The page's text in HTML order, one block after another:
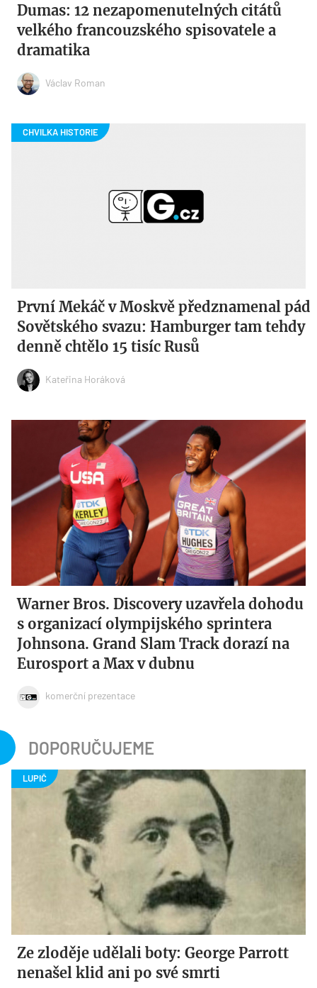
Dumas: 12 nezapomenutelných citátů
velkého francouzského spisovatele a
dramatika
Václav Roman
První Mekáč v Moskvě předznamenal pád
Sovětského svazu: Hamburger tam tehdy
denně chtělo 15 tisíc Rusů
Kateřina Horáková
Warner Bros. Discovery uzavřela dohodu
s organizací olympijského sprintera
Johnsona. Grand Slam Track dorazí na
Eurosport a Max v dubnu
komerční prezentace
DOPORUČUJEME
Ze zloděje udělali boty: George Parrott
nenašel klid ani po své smrti